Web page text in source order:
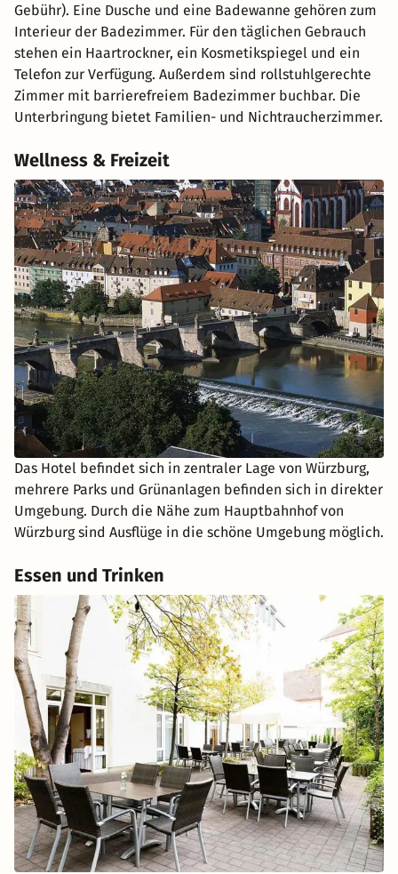
Gebühr). Eine Dusche und eine Badewanne gehören zum
Interieur der Badezimmer. Für den täglichen Gebrauch
stehen ein Haartrockner, ein Kosmetikspiegel und ein
Telefon zur Verfügung. Außerdem sind rollstuhlgerechte
Zimmer mit barrierefreiem Badezimmer buchbar. Die
Unterbringung bietet Familien- und Nichtraucherzimmer.
Wellness & Freizeit
Das Hotel befindet sich in zentraler Lage von Würzburg,
mehrere Parks und Grünanlagen befinden sich in direkter
Umgebung. Durch die Nähe zum Hauptbahnhof von
Würzburg sind Ausflüge in die schöne Umgebung möglich.
Essen und Trinken